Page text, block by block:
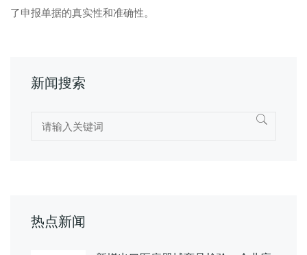
了申报单据的真实性和准确性。
新闻搜索
热点新闻